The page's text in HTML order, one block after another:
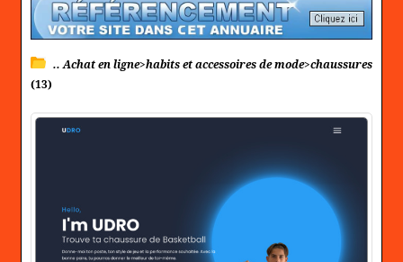
.. Achat en ligne>habits et accessoires de mode>chaussures
(13)